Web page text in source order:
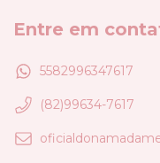
Entre em
5582996347617
(82)99634-7617